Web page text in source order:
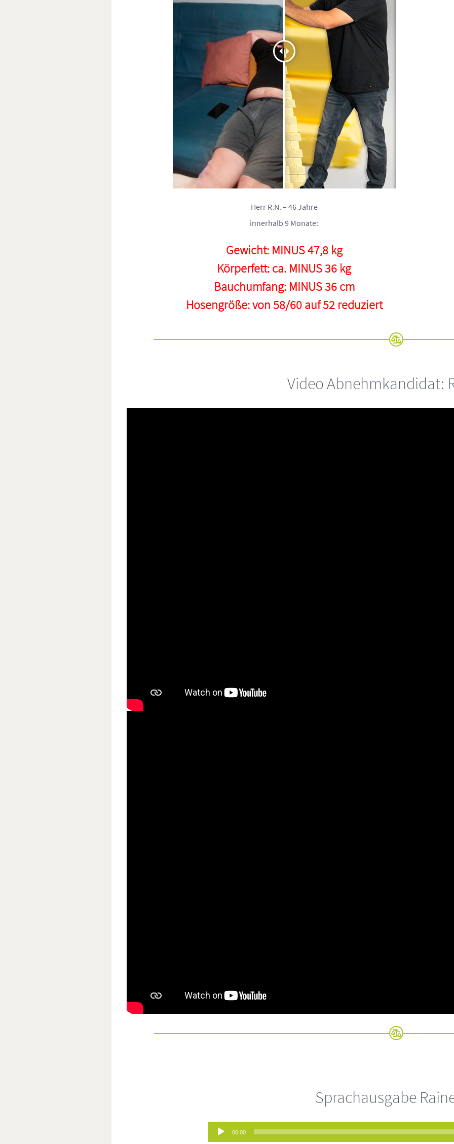
Herr R.N. – 46 Jahre
innerhalb 9 Monate:
Gewicht: MINUS 47,8 kg
Körperfett: ca. MINUS 36 kg
Bauchumfang: MINUS 36 cm
Hosengröße: von 58/60 auf 52 reduziert
Video Abnehmkandidat:
Sprachausgabe
Audio-
00:00